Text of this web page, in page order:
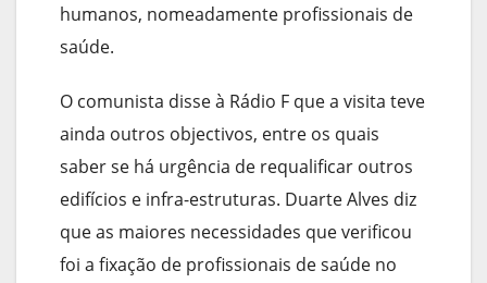
humanos, nomeadamente profissionais de
saúde.
O comunista disse à Rádio F que a visita teve
ainda outros objectivos, entre os quais
saber se há urgência de requalificar outros
edifícios e infra-estruturas. Duarte Alves diz
que as maiores necessidades que verificou
foi a fixação de profissionais de saúde no